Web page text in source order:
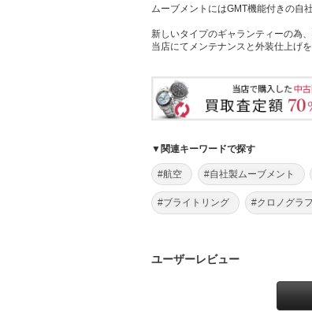
ムーブメントにはGMT機能付きの自
新しいタイプのギャランティーの為
当店にてメンテナンスと外装仕上げを
▼関連キーワードで探す
#航空 #自社製ムーブメント
#ブライトリング #クロノグラフ
ユーザーレビュー